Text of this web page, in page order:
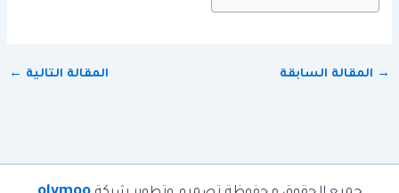
→ المقالة السابقة المقالة التالية ←